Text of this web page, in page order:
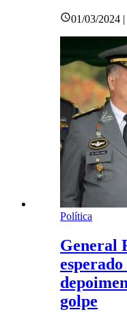
01/03/2024 |
Política
General
golpe